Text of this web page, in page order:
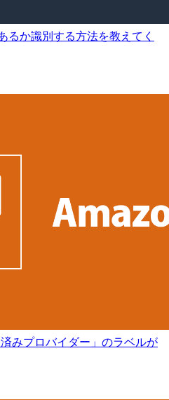
るか識別する方法を教えてく
みプロバイダー」のラベルが